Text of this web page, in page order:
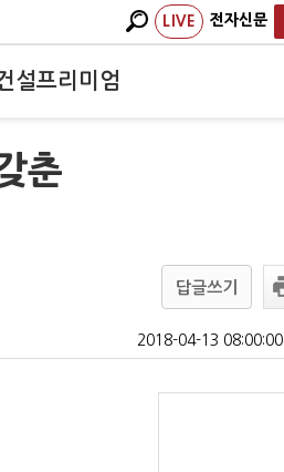
LIVE 전자신문
설프리미엄
춘
답글쓰기
2018-04-13 08:00:00